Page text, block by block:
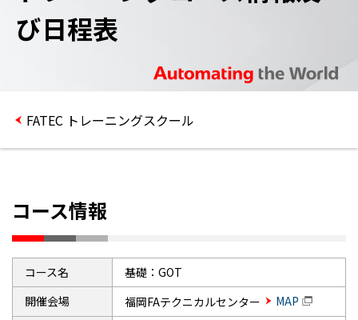
び日程表
FATEC トレーニングスクール
コース情報
コース名
基礎：GOT
開催会場
福岡FAテクニカルセンター
MAP